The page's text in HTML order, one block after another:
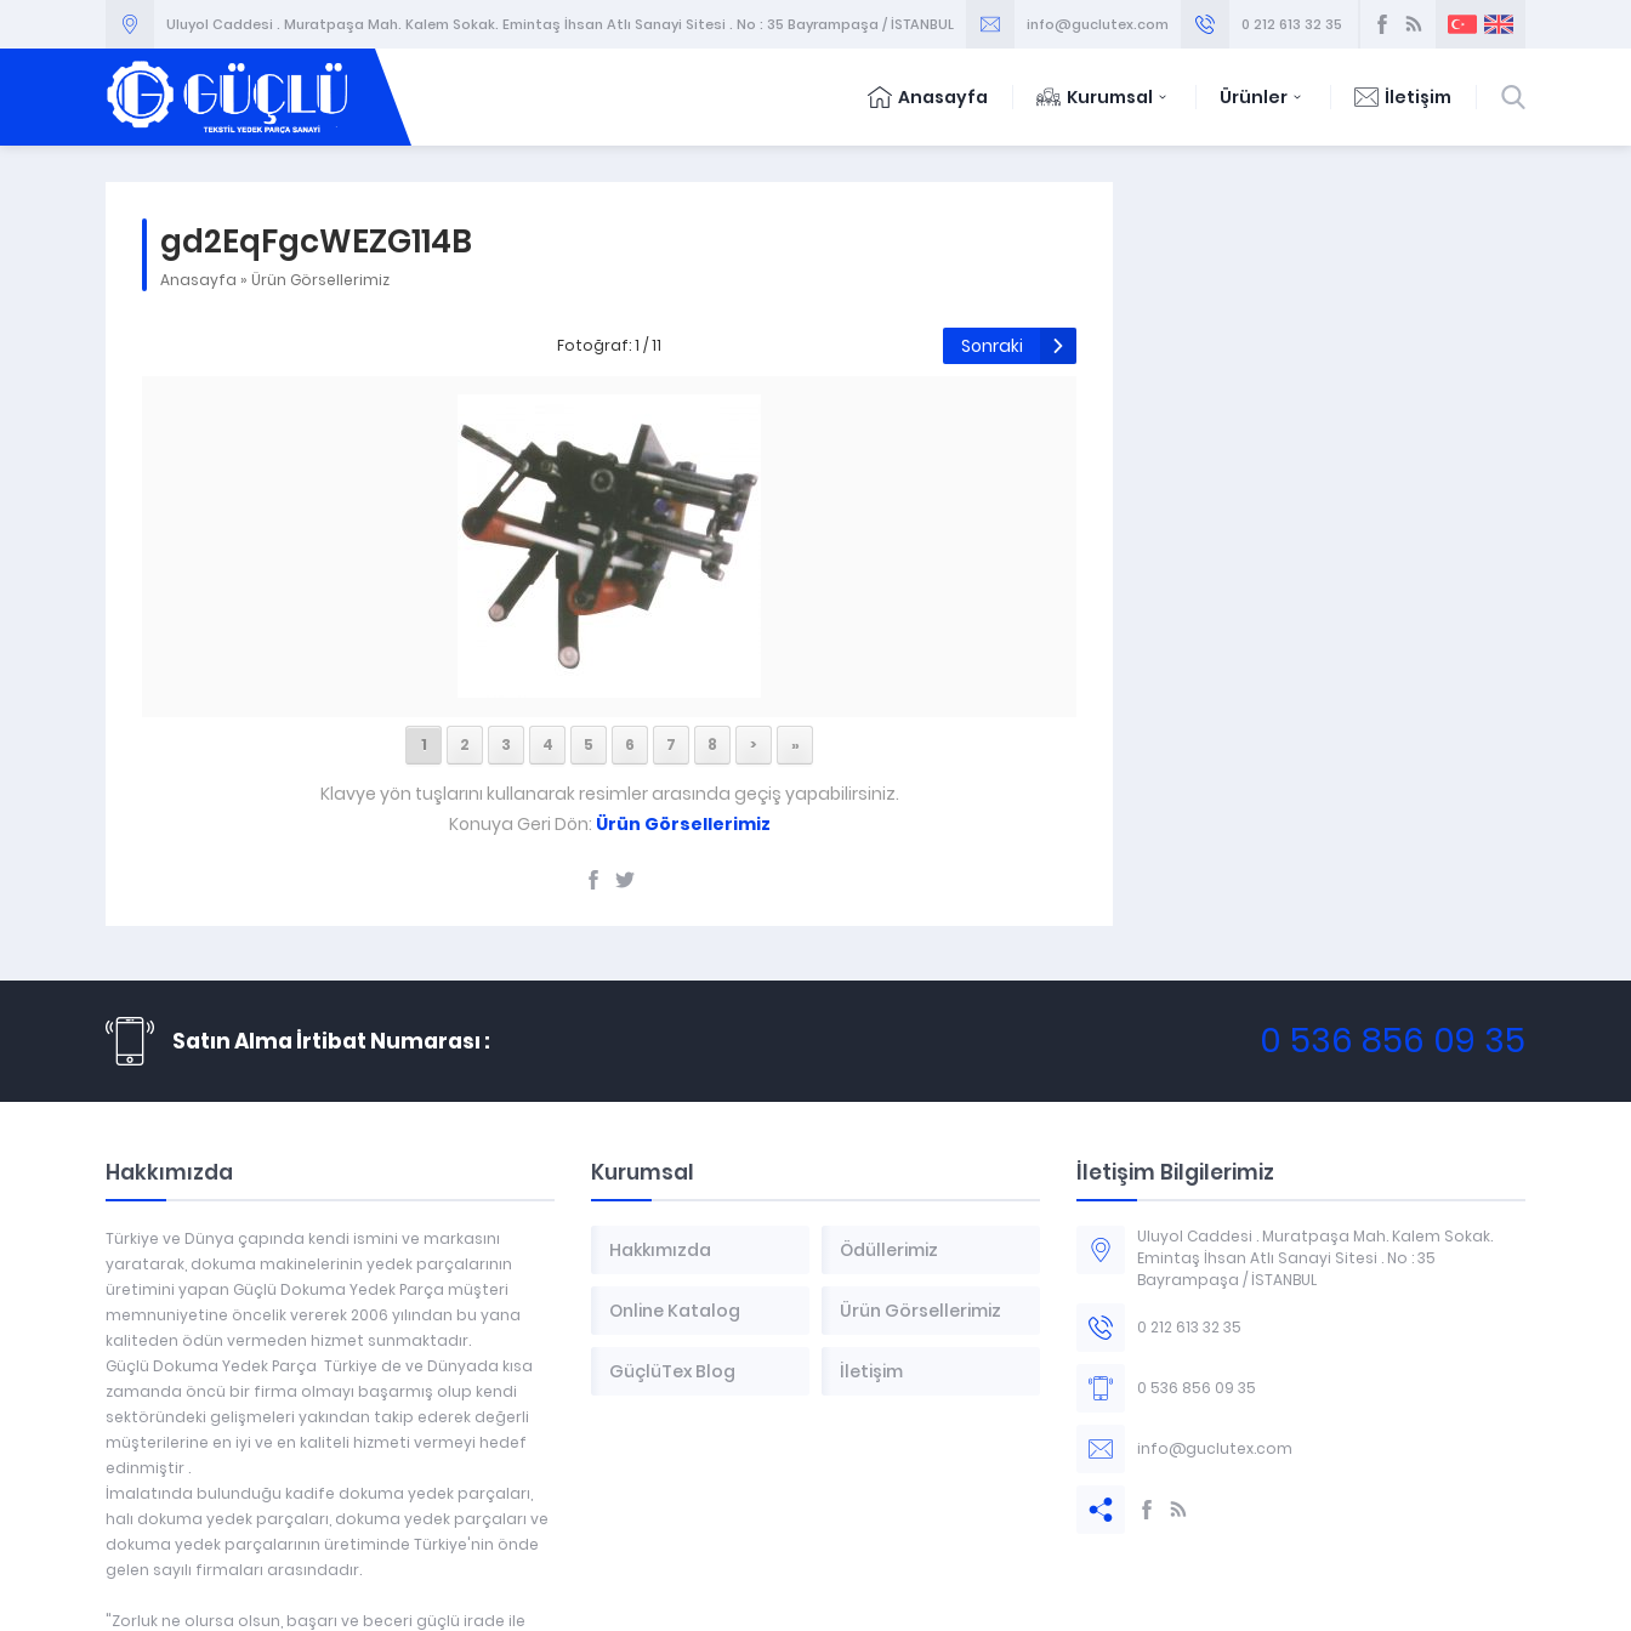
Uluyol Caddesi . Muratpaşa Mah. Kalem Sokak. Emintaş İhsan Atlı Sanayi Sitesi . No : 35 Bayrampaşa / İSTANBUL info@guclutex.com 0 212 613 32 35
Anasayfa Kurumsal Ürünler İletişim
gd2EqFgcWEZG114B
Anasayfa » Ürün Görsellerimiz
Fotoğraf: 1 / 11 Sonraki
1 2 3 4 5 6 7 8 > »
Klavye yön tuşlarını kullanarak resimler arasında geçiş yapabilirsiniz.
Konuya Geri Dön: Ürün Görsellerimiz
Satın Alma İrtibat Numarası : 0 536 856 09 35
Hakkımızda
Türkiye ve Dünya çapında kendi ismini ve markasını
yaratarak, dokuma makinelerinin yedek parçalarının
üretimini yapan Güçlü Dokuma Yedek Parça müşteri
memnuniyetine öncelik vererek 2006 yılından bu yana
kaliteden ödün vermeden hizmet sunmaktadır.
Güçlü Dokuma Yedek Parça Türkiye de ve Dünyada kısa
zamanda öncü bir firma olmayı başarmış olup kendi
sektöründeki gelişmeleri yakından takip ederek değerli
müşterilerine en iyi ve en kaliteli hizmeti vermeyi hedef
edinmiştir .
İmalatında bulunduğu kadife dokuma yedek parçaları,
halı dokuma yedek parçaları, dokuma yedek parçaları ve
dokuma yedek parçalarının üretiminde Türkiye'nin önde
gelen sayılı firmaları arasındadır.
"Zorluk ne olursa olsun, başarı ve beceri güçlü irade ile
Kurumsal
Hakkımızda Ödüllerimiz
Online Katalog Ürün Görsellerimiz
GüçlüTex Blog İletişim
İletişim Bilgilerimiz
Uluyol Caddesi . Muratpaşa Mah. Kalem Sokak.
Emintaş İhsan Atlı Sanayi Sitesi . No : 35
Bayrampaşa / İSTANBUL
0 212 613 32 35
0 536 856 09 35
info@guclutex.com